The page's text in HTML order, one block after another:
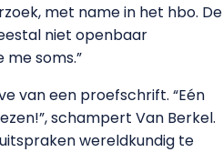
met name in het hbo. De
niet openbaar
soms.”
van een proefschrift. “Eén
schampert Van Berkel.
wereldkundig te